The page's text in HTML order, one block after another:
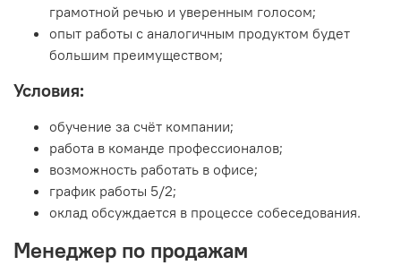
грамотной речью и уверенным голосом;
опыт работы с аналогичным продуктом будет
большим преимуществом;
Условия:
обучение за счёт компании;
работа в команде профессионалов;
возможность работать в офисе;
график работы 5/2;
оклад обсуждается в процессе собеседования.
Менеджер по продажам